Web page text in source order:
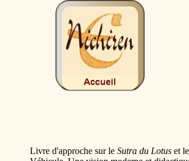
Livre d'approche sur le Sutra du Lotuset